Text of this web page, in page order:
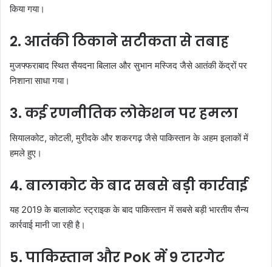
किया गया।
2. आतंकी ठिकाने सटीकता से तबाह
मुजफ्फराबाद स्थित सैयदना बिलाल और सुभान मस्जिद जैसे आतंकी केंद्रों पर
निशाना साधा गया।
3. कई रणनीतिक लोकेशन पर हमला
सियालकोट, कोटली, मुरीदके और शकरगढ़ जैसे पाकिस्तान के अहम इलाकों में
हमले हुए।
4. बालाकोट के बाद सबसे बड़ी कार्रवाई
यह 2019 के बालाकोट स्ट्राइक के बाद पाकिस्तान में सबसे बड़ी भारतीय सैन्य
कार्रवाई मानी जा रही है।
5. पाकिस्तान और PoK में 9 टारगेट